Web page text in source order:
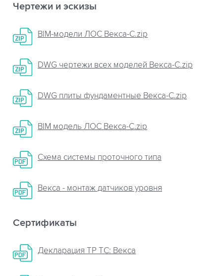
Чертежи и эскизы
BIM-модели ЛОС Векса-С.zip
DWG чертежи всех моделей Векса-C.zip
DWG плиты фундаментные Векса-С.zip
BIM модель ЛОС Векса-С.zip
Схема системы проточного типа
Векса - монтаж датчиков уровня
Сертификаты
Декларация ТР ТС: Векса